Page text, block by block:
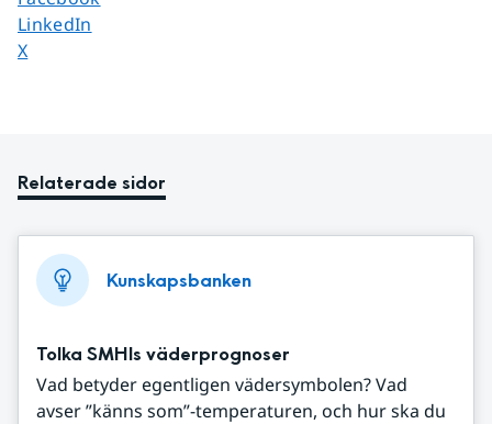
Dela sidan på
LinkedIn
Dela sidan på
X
Relaterade sidor
Kunskapsbanken
Tolka SMHIs väderprognoser
Vad betyder egentligen vädersymbolen? Vad
avser ”känns som”-temperaturen, och hur ska du